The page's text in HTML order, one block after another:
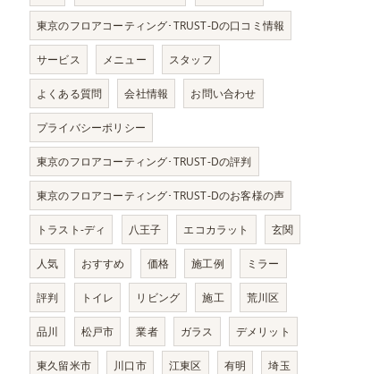
東京のフロアコーティング･TRUST-Dの口コミ情報
サービス メニュー スタッフ
よくある質問 会社情報 お問い合わせ
プライバシーポリシー
東京のフロアコーティング･TRUST-Dの評判
東京のフロアコーティング･TRUST-Dのお客様の声
トラスト-ディ 八王子 エコカラット 玄関
人気 おすすめ 価格 施工例 ミラー
評判 トイレ リビング 施工 荒川区
品川 松戸市 業者 ガラス デメリット
東久留米市 川口市 江東区 有明 埼玉